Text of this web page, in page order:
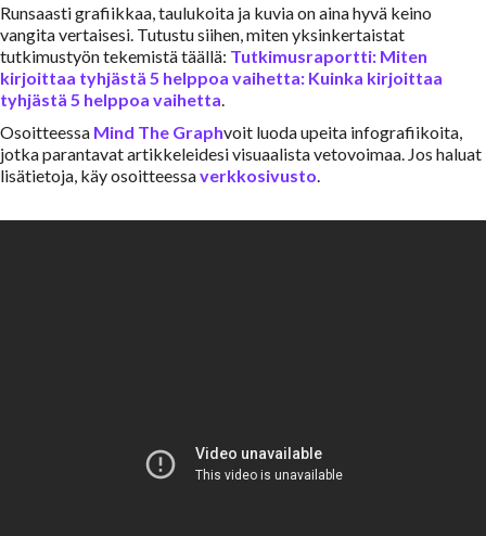
Runsaasti grafiikkaa, taulukoita ja kuvia on aina hyvä keino
vangita vertaisesi. Tutustu siihen, miten yksinkertaistat
tutkimustyön tekemistä täällä: Tutkimusraportti: Miten
kirjoittaa tyhjästä 5 helppoa vaihetta: Kuinka kirjoittaa
tyhjästä 5 helppoa vaihetta.
Osoitteessa Mind The Graphvoit luoda upeita infografiikoita,
jotka parantavat artikkeleidesi visuaalista vetovoimaa. Jos haluat
lisätietoja, käy osoitteessaverkkosivusto.